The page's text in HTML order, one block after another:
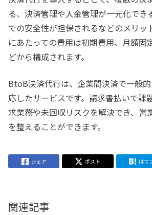
る、決済管理や入金管理が一元化でき
での安全性が担保されるなどのメリッ
にあたっての費用は初期費用、月額固
どから構成されます。
BtoB決済代行は、企業間決済で一般
応したサービスです。請求書払いで課
求業務や未回収リスクを解決でき、営
を整えることができます。
シェア ポスト はて
関連記事